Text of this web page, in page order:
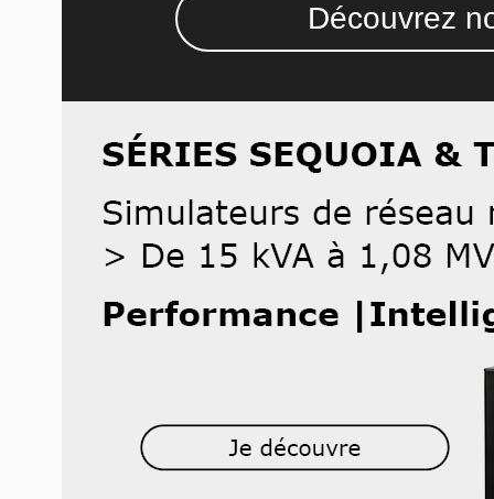
Découvrez